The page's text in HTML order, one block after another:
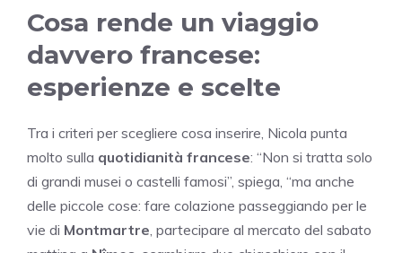
Cosa rende un viaggio
davvero francese:
esperienze e scelte
Tra i criteri per scegliere cosa inserire, Nicola punta
molto sulla quotidianità francese: “Non si tratta solo
di grandi musei o castelli famosi”, spiega, “ma anche
delle piccole cose: fare colazione passeggiando per le
vie di Montmartre , partecipare al mercato del sabato